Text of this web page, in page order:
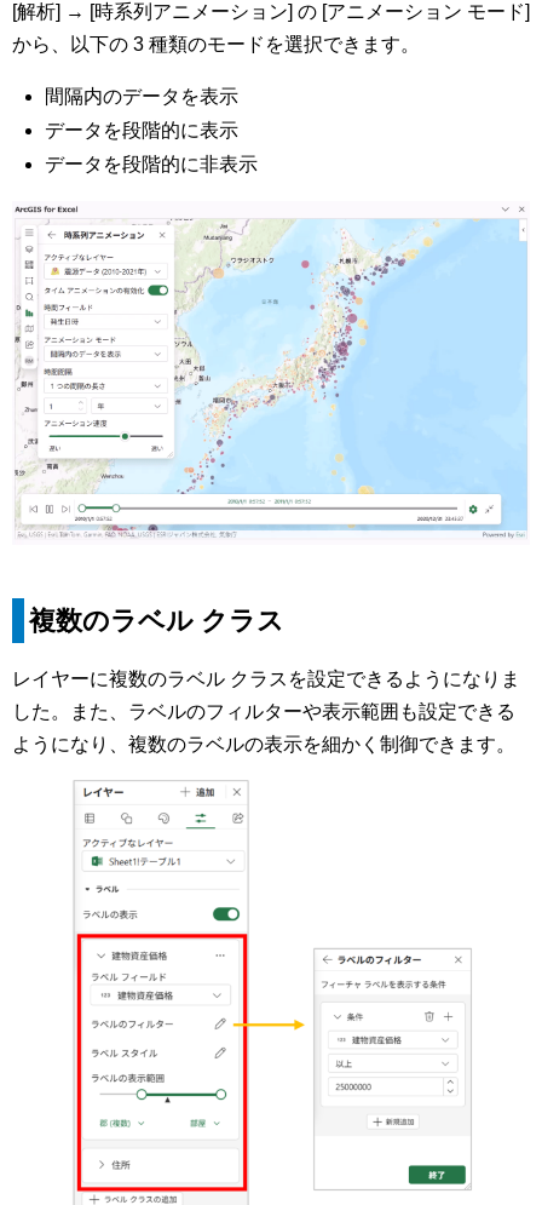
[解析] → [時系列アニメーション] の [アニメーション モード]
から、以下の 3 種類のモードを選択できます。
間隔内のデータを表示
データを段階的に表示
データを段階的に非表示
複数のラベル クラス
レイヤーに複数のラベル クラスを設定できるようになりま
した。また、ラベルのフィルターや表示範囲も設定できる
ようになり、複数のラベルの表示を細かく制御できます。